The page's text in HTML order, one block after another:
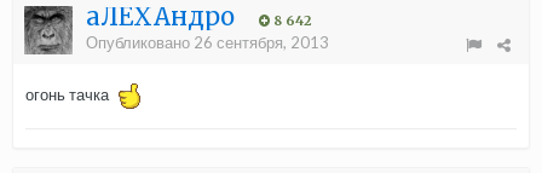
aЛЁХАндро 8 642
Опубликовано 26 сентября, 2013
огонь тачка